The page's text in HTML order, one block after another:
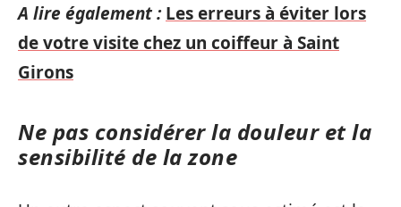
A lire également : Les erreurs à éviter lors
de votre visite chez un coiffeur à Saint
Girons
Ne pas considérer la douleur et la
sensibilité de la zone